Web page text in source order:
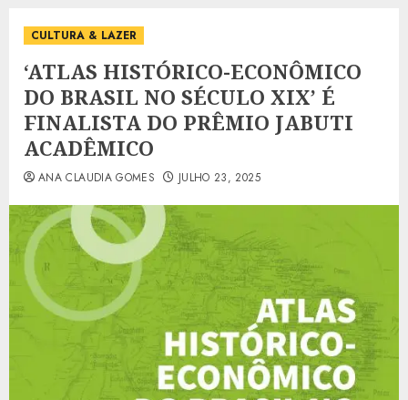
CULTURA & LAZER
‘ATLAS HISTÓRICO-ECONÔMICO
DO BRASIL NO SÉCULO XIX’ É
FINALISTA DO PRÊMIO JABUTI
ACADÊMICO
ANA CLAUDIA GOMES JULHO 23, 2025